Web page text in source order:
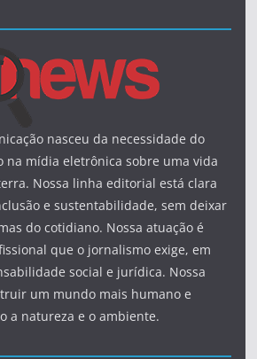
nasceu da necessidade do
na mídia eletrônica sobre uma vida
Nossa linha editorial está clara
e sustentabilidade, sem deixar
do cotidiano. Nossa atuação é
que o jornalismo exige, em
social e jurídica. Nossa
um mundo mais humano e
a natureza e o ambiente.